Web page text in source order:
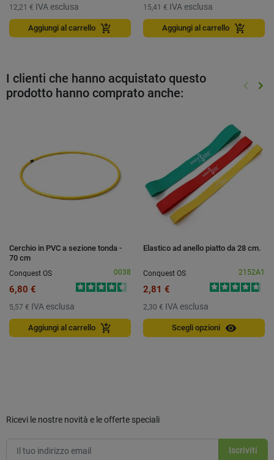
12,21 € IVA esclusa
Aggiungi al carrello add_shopping_cart
15,41 € IVA esclusa
Aggiungi al carrello add_shopping_cart
I clienti che hanno acquistato questo
prodotto hanno comprato anche:
keyboard_arrow_left keyboard_arrow_right
Cerchio in PVC a sezione tonda -
70 cm
Conquest OS
0038
6,80 €
5,57 € IVA esclusa
Aggiungi al carrello add_shopping_cart
Elastico ad anello piatto da 28 cm.
Conquest OS 2152A1
2,81 €
2,30 € IVA esclusa
Scegli opzioni visibility
Ricevi le nostre novità e le offerte speciali